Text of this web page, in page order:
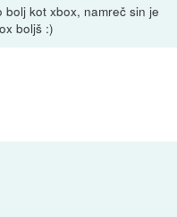
kot xbox, namreč sin je
boljš :)